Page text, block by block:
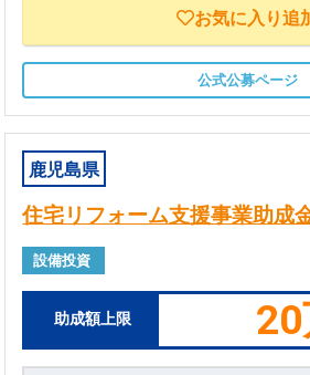
お気に入り追
公式公募ページ
鹿児島県
住宅リフォーム支援事業助成
設備投資
助成額上限